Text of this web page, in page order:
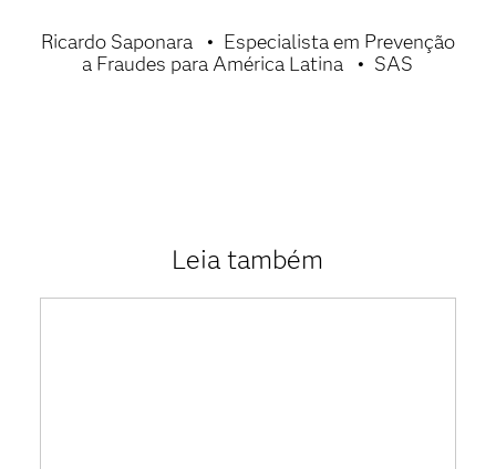
Ricardo Saponara
Especialista em Prevenção
a Fraudes para América Latina
SAS
Leia também